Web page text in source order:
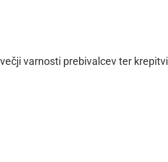
varnosti prebivalcev ter krepitvi